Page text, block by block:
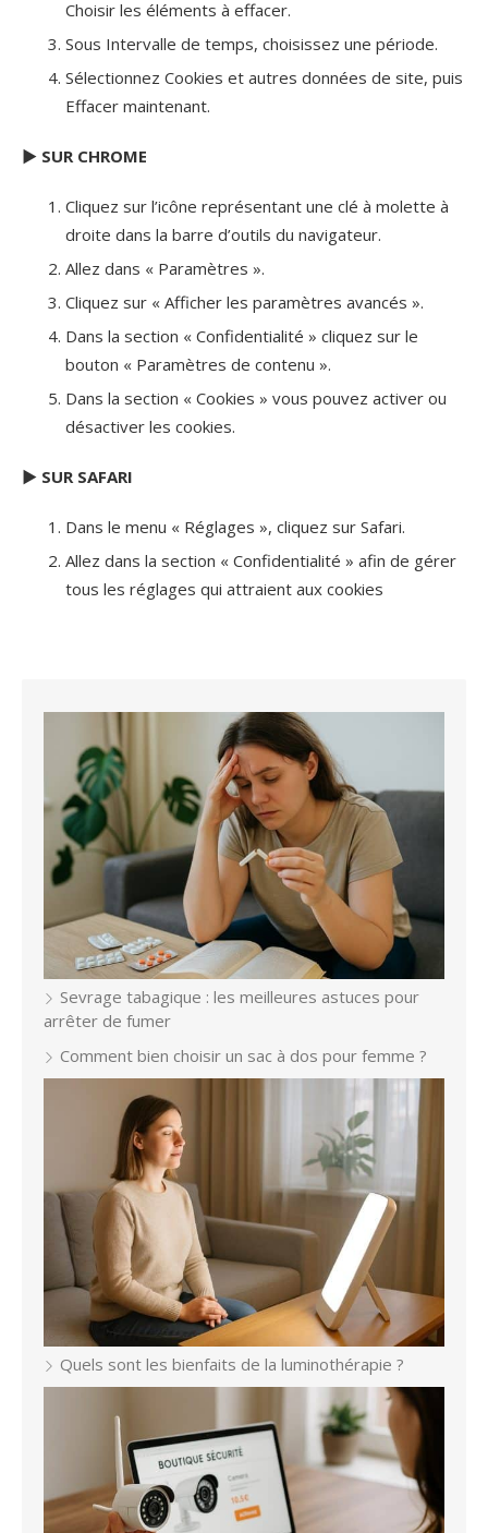
Choisir les éléments à effacer.
Sous Intervalle de temps, choisissez une période.
Sélectionnez Cookies et autres données de site, puis
Effacer maintenant.
► SUR CHROME
Cliquez sur l’icône représentant une clé à molette à
droite dans la barre d’outils du navigateur.
Allez dans « Paramètres ».
Cliquez sur « Afficher les paramètres avancés ».
Dans la section « Confidentialité » cliquez sur le
bouton « Paramètres de contenu ».
Dans la section « Cookies » vous pouvez activer ou
désactiver les cookies.
► SUR SAFARI
Dans le menu « Réglages », cliquez sur Safari.
Allez dans la section « Confidentialité » afin de gérer
tous les réglages qui attraient aux cookies
Sevrage tabagique : les meilleures astuces pour
arrêter de fumer
Comment bien choisir un sac à dos pour femme ?
Quels sont les bienfaits de la luminothérapie ?